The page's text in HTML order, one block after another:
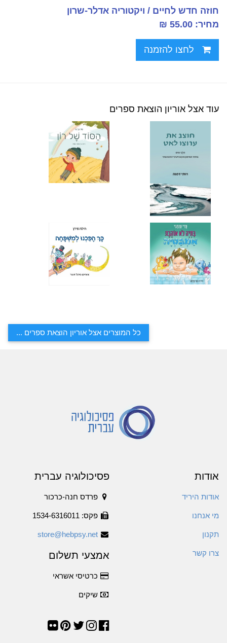
חוזה חדש לחיים / ויקטוריה אדלר-שרון
מחיר: 55.00 ₪
לחצו להזמנה
עוד אצל אוריון הוצאת ספרים
כל המוצרים אצל אוריון הוצאת ספרים ...
אודות
אודות היריד
מי אנחנו
תקנון
צרו קשר
פסיכולוגיה עברית
פרדס חנה-כרכור
פקס: 1534-6316011
store@hebpsy.net
אמצעי תשלום
כרטיסי אשראי
שיקים